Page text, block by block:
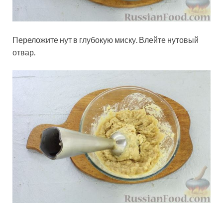
Переложите нут в глубокую миску. Влейте нутовый
отвар.